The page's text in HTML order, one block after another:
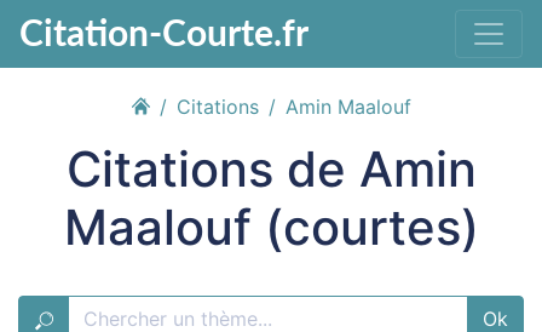
Citation-Courte.fr
Citations Amin Maalouf
Citations de Amin
Maalouf (courtes)
Ok